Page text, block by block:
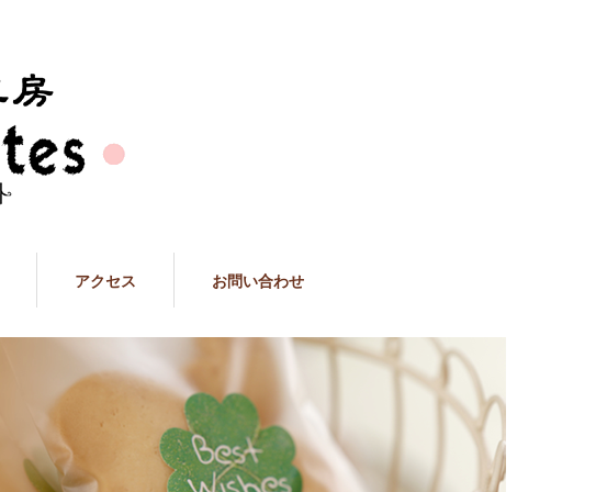
アクセス お問い合わせ